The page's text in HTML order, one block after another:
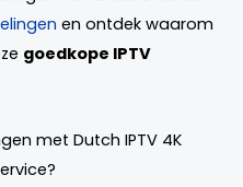
en ontdek waarom
goedkope IPTV
met Dutch IPTV 4K